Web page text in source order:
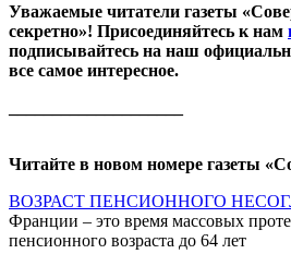
Уважаемые читатели газеты
секретно»! Присоединяйтесь к нам
подписывайтесь на наш
все самое интересное.
Читайте в новом номере газеты
ВОЗРАСТ ПЕНСИОННОГО
Франции – это время массовых
пенсионного возраста до 64 лет